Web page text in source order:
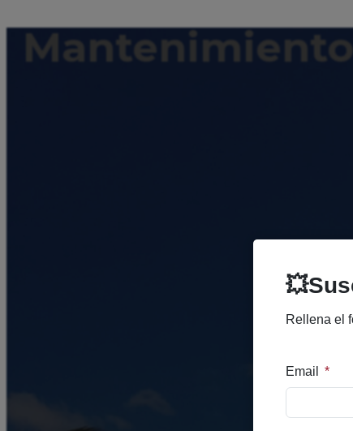
Mantenimiento